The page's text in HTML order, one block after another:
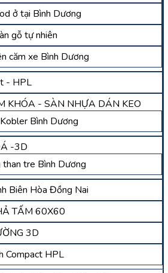
ở tại Bình Dương
gỗ tự nhiên
căm xe Bình Dương
- HPL
KHÓA - SÀN NHỰA DÁN KEO
Bình Dương
-3D
tre Bình Dương
Biên Hòa Đồng Nai
TẤM 60X60
3D
Compact HPL